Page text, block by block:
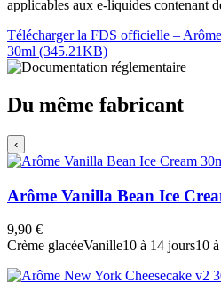
applicables aux e-liquides contenant
Télécharger la FDS officielle –
30ml (345.21KB)
Du même fabricant
‹
Arôme Vanilla Bean Ice
9,90 €
Crème glacéeVanille10 à 14 jours10